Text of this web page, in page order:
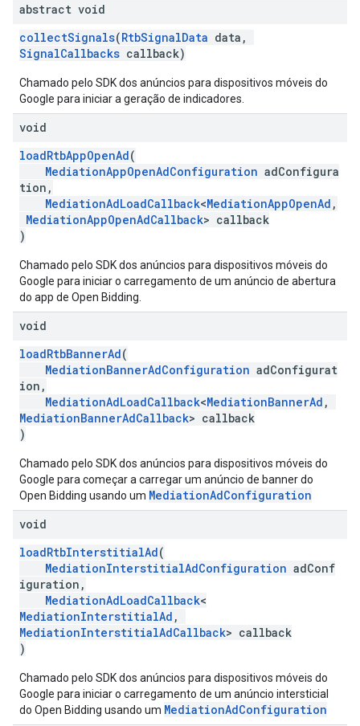
abstract void
collectSignals(RtbSignalData data,
SignalCallbacks callback)
Chamado pelo SDK dos anúncios para dispositivos móveis do
Google para iniciar a geração de indicadores.
void
loadRtbAppOpenAd(
MediationAppOpenAdConfiguration adConfigura
tion,
MediationAdLoadCallback<MediationAppOpenAd ,
MediationAppOpenAdCallback> callback
)
Chamado pelo SDK dos anúncios para dispositivos móveis do
Google para iniciar o carregamento de um anúncio de abertura
do app de Open Bidding.
void
loadRtbBannerAd(
MediationBannerAdConfiguration adConfigurat
ion,
MediationAdLoadCallback<MediationBannerAd ,
MediationBannerAdCallback> callback
)
Chamado pelo SDK dos anúncios para dispositivos móveis do
Google para começar a carregar um anúncio de banner do
Open Bidding usando um MediationAdConfiguration
void
loadRtbInterstitialAd(
MediationInterstitialAdConfiguration adConf
iguration,
MediationAdLoadCallback<
MediationInterstitialAd ,
MediationInterstitialAdCallback> callback
)
Chamado pelo SDK dos anúncios para dispositivos móveis do
Google para iniciar o carregamento de um anúncio intersticial
do Open Bidding usando um MediationAdConfiguration